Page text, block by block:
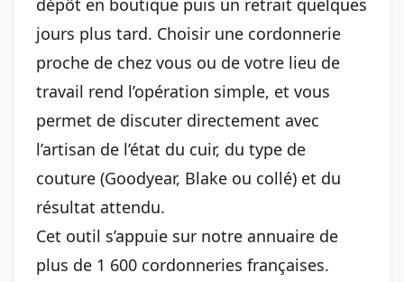
dépôt en boutique puis un retrait quelques
jours plus tard. Choisir une cordonnerie
proche de chez vous ou de votre lieu de
travail rend l’opération simple, et vous
permet de discuter directement avec
l’artisan de l’état du cuir, du type de
couture (Goodyear, Blake ou collé) et du
résultat attendu.
Cet outil s’appuie sur notre annuaire de
plus de 1 600 cordonneries françaises.